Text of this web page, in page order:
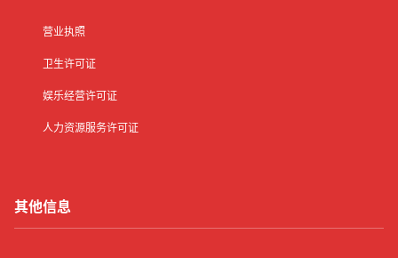
营业执照
卫生许可证
娱乐经营许可证
人力资源服务许可证
其他信息